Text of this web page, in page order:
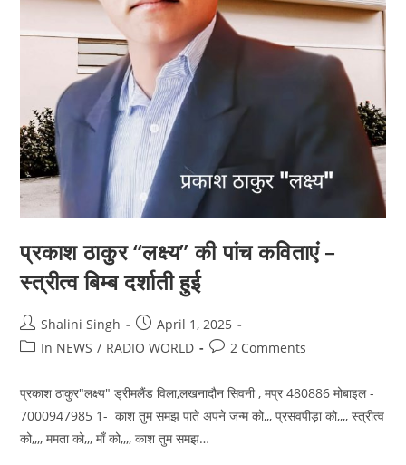
प्रकाश ठाकुर “लक्ष्य” की पांच कविताएं –
स्त्रीत्व बिम्ब दर्शाती हुई
Post
author:
Shalini Singh
Post
published:
April 1, 2025
PostIn NEWS / RADIO WORLD
Post2 Comments
प्रकाश ठाकुर"लक्ष्य" ड्रीमलैंड विला,लखनादौन सिवनी , मप्र 480886 मोबाइल -
7000947985 1- काश तुम समझ पाते अपने जन्म को,,, प्रसवपीड़ा को,,,, स्त्रीत्व
को,,,, ममता को,,, माँ को,,,, काश तुम समझ…